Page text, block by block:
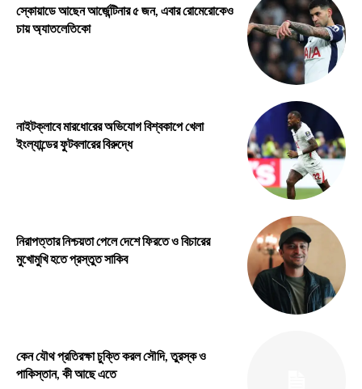
স্কোয়াডে আছেন আর্জেন্টিনার ৫ জন, এবার রোমেরোকেও
চায় অ্যাতলেতিকো
নাইটক্লাবে মারধোরের অভিযোগ বিশ্বকাপে খেলা
ইংল্যান্ডের ফুটবলারের বিরুদ্ধে
নিরাপত্তার নিশ্চয়তা পেলে দেশে ফিরতে ও বিচারের
মুখোমুখি হতে প্রস্তুত সাকিব
কেন যৌথ প্রতিরক্ষা চুক্তি করল সৌদি, তুরস্ক ও
পাকিস্তান, কী আছে এতে